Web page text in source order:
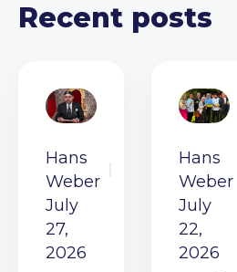
Recent posts
Hans
Weber
July
27,
2026
Hans
Weber
July
22,
2026